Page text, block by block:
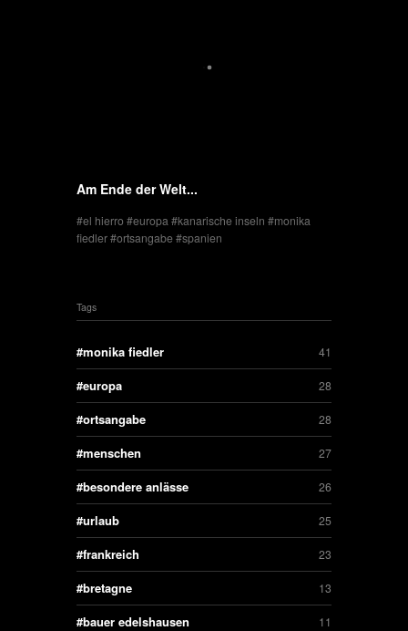
Am Ende der Welt...
el hierro europa kanarische inseln
monika
fiedler ortsangabe spanien
Tags
41
monika fiedler
28
europa
28
ortsangabe
27
menschen
26
besondere anlässe
25
urlaub
23
frankreich
13
bretagne
11
bauer edelshausen